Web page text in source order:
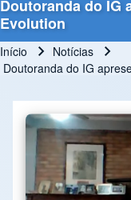
Doutoranda do IG
Evolution
Trilha de
Início
Notícias
Doutoranda do IG